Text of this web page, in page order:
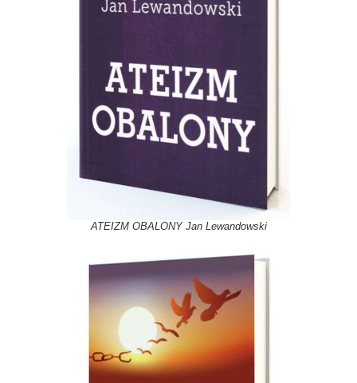
ATEIZM OBALONY Jan Lewandowski